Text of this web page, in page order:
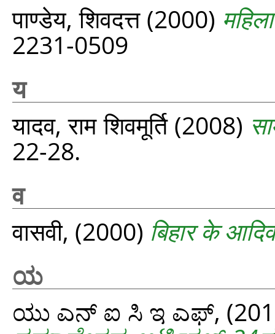
पाण्डेय, शिवदत्त(2000)
2231-0509
य
यादव, राम शिवमूर्ति(2008)
22-28.
व
वासवी, (2000) बिहार के
ಯ
ಯು ಎನ್ ಐ ಸಿ ಇ ಎಫ್,